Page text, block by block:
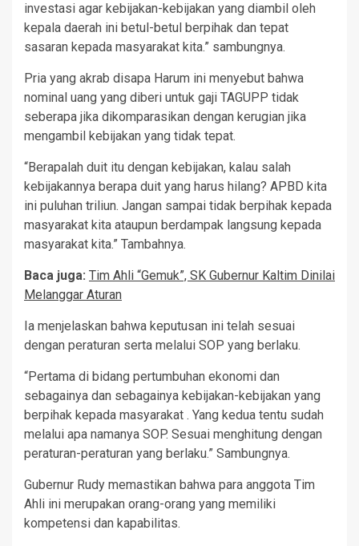
investasi agar kebijakan-kebijakan yang diambil oleh
kepala daerah ini betul-betul berpihak dan tepat
sasaran kepada masyarakat kita.” sambungnya.
Pria yang akrab disapa Harum ini menyebut bahwa
nominal uang yang diberi untuk gaji TAGUPP tidak
seberapa jika dikomparasikan dengan kerugian jika
mengambil kebijakan yang tidak tepat.
“Berapalah duit itu dengan kebijakan, kalau salah
kebijakannya berapa duit yang harus hilang? APBD kita
ini puluhan triliun. Jangan sampai tidak berpihak kepada
masyarakat kita ataupun berdampak langsung kepada
masyarakat kita.” Tambahnya.
Baca juga: Tim Ahli “Gemuk”, SK Gubernur Kaltim Dinilai
Melanggar Aturan
Ia menjelaskan bahwa keputusan ini telah sesuai
dengan peraturan serta melalui SOP yang berlaku.
“Pertama di bidang pertumbuhan ekonomi dan
sebagainya dan sebagainya kebijakan-kebijakan yang
berpihak kepada masyarakat . Yang kedua tentu sudah
melalui apa namanya SOP. Sesuai menghitung dengan
peraturan-peraturan yang berlaku.” Sambungnya.
Gubernur Rudy memastikan bahwa para anggota Tim
Ahli ini merupakan orang-orang yang memiliki
kompetensi dan kapabilitas.